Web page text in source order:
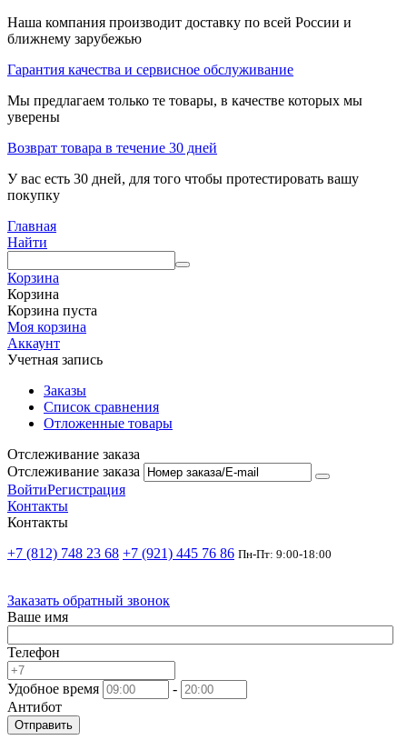
Наша компания производит доставку по всей России и
ближнему зарубежью
Гарантия качества и сервисное обслуживание
Мы предлагаем только те товары, в качестве которых мы
уверены
Возврат товара в течение 30 дней
У вас есть 30 дней, для того чтобы протестировать вашу
покупку
Главная
Найти
Корзина
Корзина
Корзина пуста
Моя корзина
Аккаунт
Учетная запись
Заказы
Список сравнения
Отложенные товары
Отслеживание заказа
Отслеживание заказа
ВойтиРегистрация
Контакты
Контакты
+7 (812) 748 23 68 +7 (921) 445 76 86 Пн-Пт: 9:00-18:00
Заказать обратный звонок
Ваше имя
Телефон
Удобное время
-
Антибот
Отправить